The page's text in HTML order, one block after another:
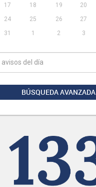
17 18 19 20
24 25 26 27
31 1 2 3
BÚSQUEDA AVANZADA